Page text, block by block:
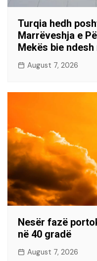
Turqia hedh
Marrëveshja e
Mekës bie
August 7, 2026
Nesër fazë
në 40 gradë
August 7, 2026